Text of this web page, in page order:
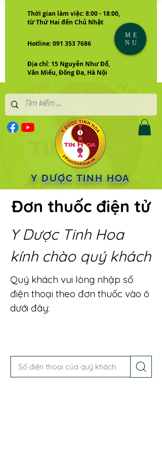
Thời gian làm việc: 8:00 - 18:00,
từ Thứ Hai đến Chủ Nhật
Hotline: 091 353 7686
Địa chỉ: 15 Nguyễn Như Đổ,
Văn Miếu, Đống Đa, Hà Nội
Y DƯỢC TINH HOA
ME
NU
Đơn thuốc điện tử
Y Dược Tinh Hoa
kính chào quý khách
Quý khách vui lòng nhập số
điện thoại theo đơn thuốc vào ô
dưới đây: